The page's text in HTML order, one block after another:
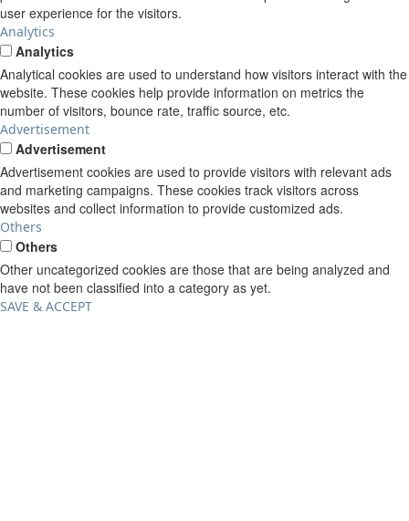
user experience for the visitors.
Analytics
Analytics
Analytical cookies are used to understand how visitors interact with the
website. These cookies help provide information on metrics the
number of visitors, bounce rate, traffic source, etc.
Advertisement
Advertisement
Advertisement cookies are used to provide visitors with relevant ads
and marketing campaigns. These cookies track visitors across
websites and collect information to provide customized ads.
Others
Others
Other uncategorized cookies are those that are being analyzed and
have not been classified into a category as yet.
SAVE & ACCEPT